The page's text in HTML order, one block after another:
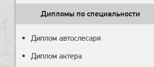
Дипломы по специальности
Диплом автослесаря
Диплом актера